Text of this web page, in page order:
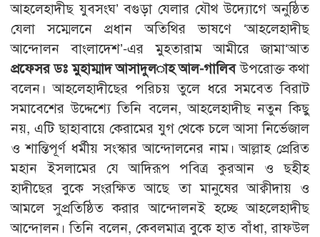
আহলেহাদীছ যুবসংঘ’ বগুড়া যেলার যৌথ উদ্যোগে অনুষ্ঠিত
যেলা সম্মেলনে প্রধান অতিথির ভাষণে ‘আহলেহাদীছ
আন্দোলন বাংলাদেশ’-এর মুহতারাম আমীরে জামা‘আত
প্রফেসর ডঃ মুহাম্মাদ আসাদুল­াহ আল-গালিবউপরোক্ত কথা
বলেন। আহলেহাদীছের পরিচয় তুলে ধরে সমবেত বিরাট
সমাবেশের উদ্দেশ্যে তিনি বলেন, আহলেহাদীছ নতুন কিছু
নয়, এটি ছাহাবায়ে কেরামের যুগ থেকে চলে আসা নির্ভেজাল
ও শান্তিপূর্ণ ধর্মীয় সংস্কার আন্দোলনের নাম। আল্লাহ প্রেরিত
মহান ইসলামের যে আদিরূপ পবিত্র কুরআন ও ছহীহ
হাদীছের বুকে সংরক্ষিত আছে তা মানুষের আক্বীদায় ও
আমলে সুপ্রতিষ্ঠিত করার আন্দোলনই হচ্ছে আহলেহাদীছ
আন্দোলন। তিনি বলেন, কেবলমাত্র বুকে হাত বাঁধা, রাফউল